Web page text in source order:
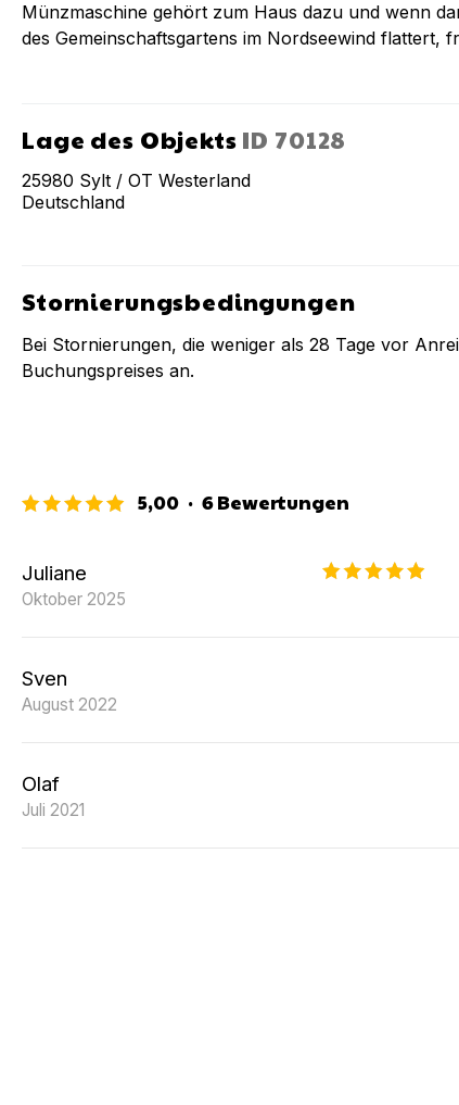
Münzmaschine gehört zum Haus dazu und wenn
des Gemeinschaftsgartens im Nordseewind flattert,
Lage des Objekts ID 70128
25980 Sylt / OT Westerland
Deutschland
Stornierungsbedingungen
Bei Stornierungen, die weniger als 28 Tage vor
Buchungspreises an.
5,00 · 6Bewertungen
Juliane
Oktober 2025
Sven
August 2022
Olaf
Juli 2021